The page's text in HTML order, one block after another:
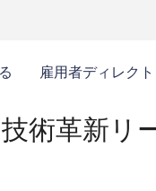
雇用者ディレクト
術革新リ